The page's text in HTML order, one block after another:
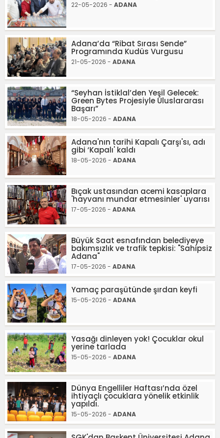
22-05-2026 - ADANA
Adana’da “Ribat Sırası Sende”
Programında Kudüs Vurgusu
21-05-2026 - ADANA
“Seyhan İstiklal’den Yeşil Gelecek:
Green Bytes Projesiyle Uluslararası
Başarı”
18-05-2026 - ADANA
Adana'nın tarihi Kapalı Çarşı'sı, adı
gibi ‘Kapalı' kaldı
18-05-2026 - ADANA
Bıçak ustasından acemi kasaplara
'hayvanı mundar etmesinler' uyarısı
17-05-2026 - ADANA
Büyük Saat esnafından belediyeye
bakımsızlık ve trafik tepkisi: "Sahipsiz
Adana"
17-05-2026 - ADANA
Yamaç paraşütünde şırdan keyfi
15-05-2026 - ADANA
Yasağı dinleyen yok! Çocuklar okul
yerine tarlada
15-05-2026 - ADANA
Dünya Engelliler Haftası’nda özel
ihtiyaçlı çocuklara yönelik etkinlik
yapıldı.
15-05-2026 - ADANA